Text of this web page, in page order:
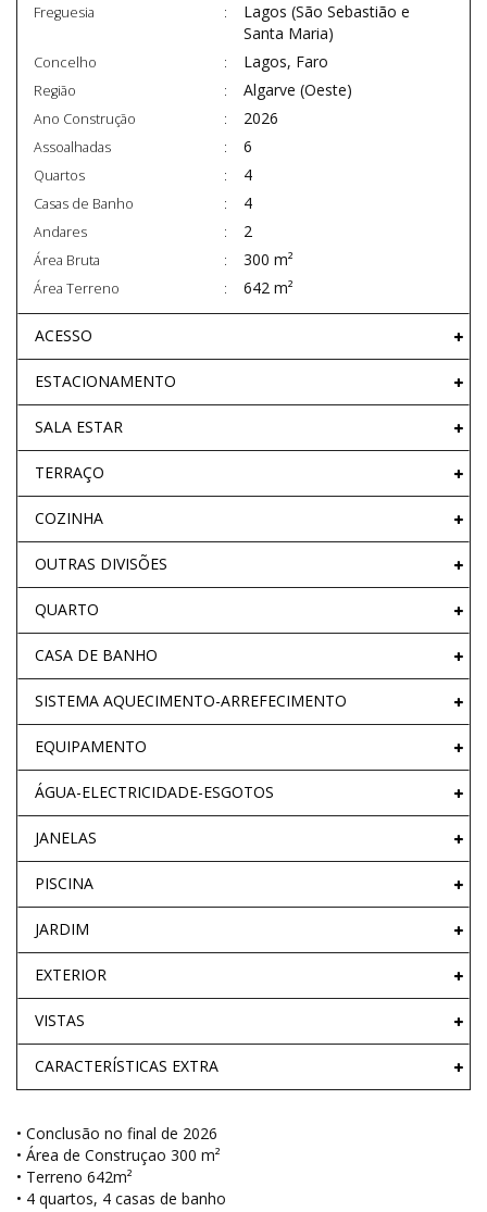
Freguesia
Lagos (São Sebastião e
Santa Maria)
Concelho Lagos, Faro
Região Algarve (Oeste)
Ano Construção 2026
Assoalhadas 6
Quartos 4
Casas de Banho 4
Andares 2
Área Bruta 300 m²
Área Terreno 642 m²
ACESSO
ESTACIONAMENTO
SALA ESTAR
TERRAÇO
COZINHA
OUTRAS DIVISÕES
QUARTO
CASA DE BANHO
SISTEMA AQUECIMENTO-ARREFECIMENTO
EQUIPAMENTO
ÁGUA-ELECTRICIDADE-ESGOTOS
JANELAS
PISCINA
JARDIM
EXTERIOR
VISTAS
CARACTERÍSTICAS EXTRA
• Conclusão no final de 2026
• Área de Construçao 300 m²
• Terreno 642m²
• 4 quartos, 4 casas de banho